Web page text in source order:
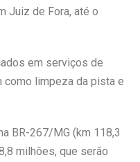
Juiz de Fora, até o
em serviços de
como limpeza da pista e
BR-267/MG (km 118,3
milhões, que serão